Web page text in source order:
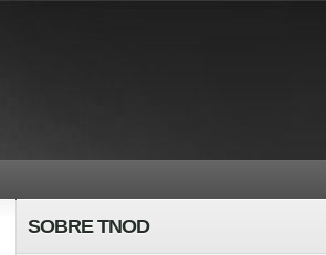
SOBRE TNOD